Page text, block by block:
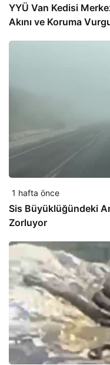
YYÜ Van Kedisi
Akını ve Koruma
1 hafta önce
Sis Büyüklüğündeki
Zorluyor